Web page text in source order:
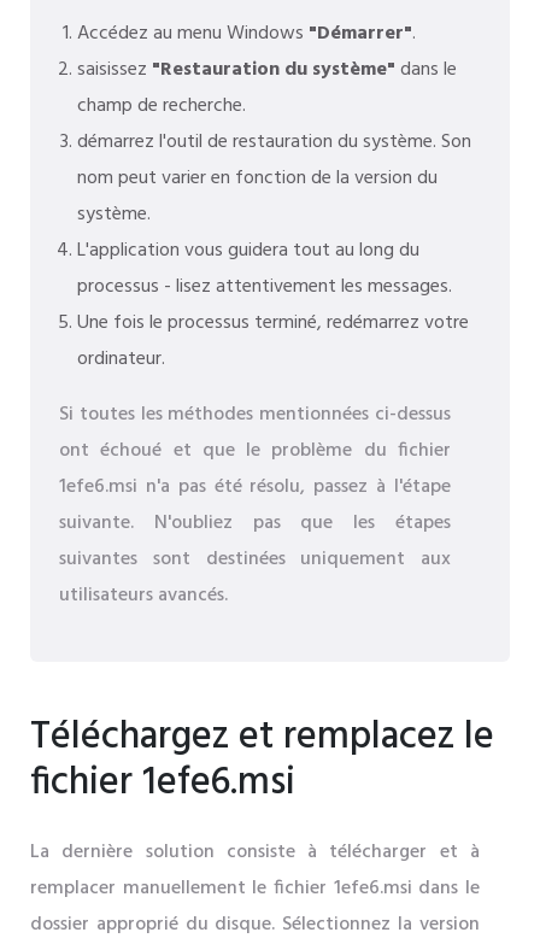
Accédez au menu Windows "Démarrer".
saisissez "Restauration du système"dans le
champ de recherche.
démarrez l'outil de restauration du système. Son
nom peut varier en fonction de la version du
système.
L'application vous guidera tout au long du
processus - lisez attentivement les messages.
Une fois le processus terminé, redémarrez votre
ordinateur.
Si toutes les méthodes mentionnées ci-dessus
ont échoué et que le problème du fichier
1efe6.msi n'a pas été résolu, passez à l'étape
suivante. N'oubliez pas que les étapes
suivantes sont destinées uniquement aux
utilisateurs avancés.
Téléchargez et remplacez le
fichier 1efe6.msi
La dernière solution consiste à télécharger et à
remplacer manuellement le fichier 1efe6.msi dans le
dossier approprié du disque. Sélectionnez la version